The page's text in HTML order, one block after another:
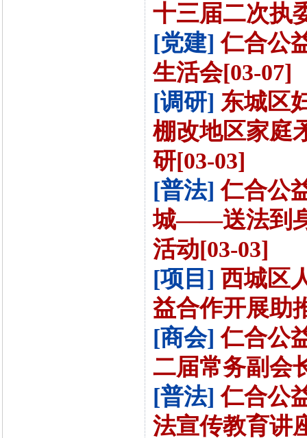
十三届二次执
[党建] 仁合公
生活会[03-07]
[调研] 东城区
棚改地区家庭
研[03-03]
[普法] 仁合公
城——送法到
活动[03-03]
[项目] 西城区
益合作开展助
[商会] 仁合公
二届常务副会
[普法] 仁合公
法宣传教育讲